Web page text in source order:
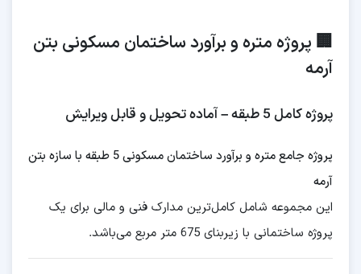
🏢 پروژه متره و برآورد ساختمان مسکونی بتن
آرمه
پروژه کامل 5 طبقه – آماده تحویل و قابل ویرایش
پروژه جامع متره و برآورد ساختمان مسکونی 5 طبقه با سازه بتن
آرمه
این مجموعه شامل کامل‌ترین مدارک فنی و مالی برای یک
پروژه ساختمانی با زیربنای 675 متر مربع می‌باشد.